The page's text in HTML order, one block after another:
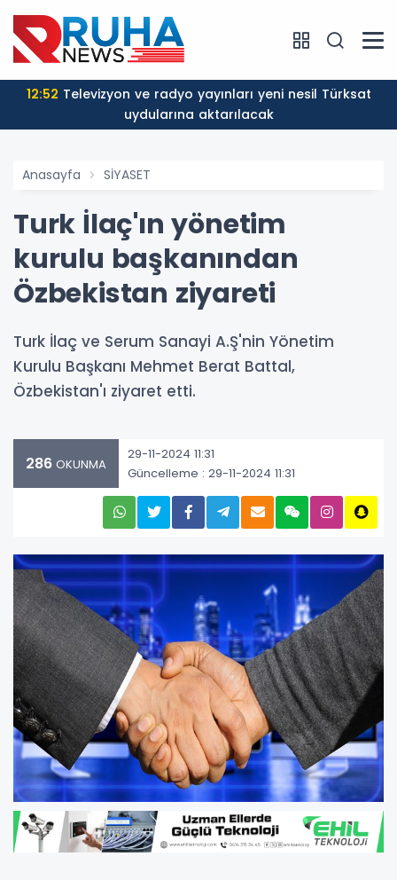
12:52
uydularına aktarılacak
Anasayfa SİYASET
Turk İlaç'ın yönetim
kurulu başkanından
Özbekistan ziyareti
Turk İlaç ve Serum Sanayi A.Ş'nin Yönetim
Kurulu Başkanı Mehmet Berat Battal,
Özbekistan'ı ziyaret etti.
286 OKUNMA
29-11-2024 11:31
Güncelleme : 29-11-2024 11:31